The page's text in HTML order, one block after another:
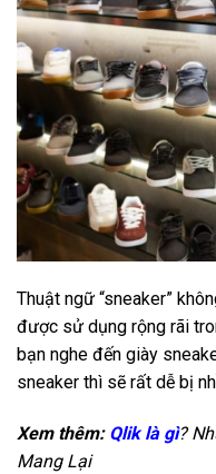
Thuật ngữ “sneaker”
được sử dụng rộng rãi
bạn nghe đến giày
sneaker thì sẽ rất dễ bị
Xem thêm: Qlik là gì?
Mang Lại